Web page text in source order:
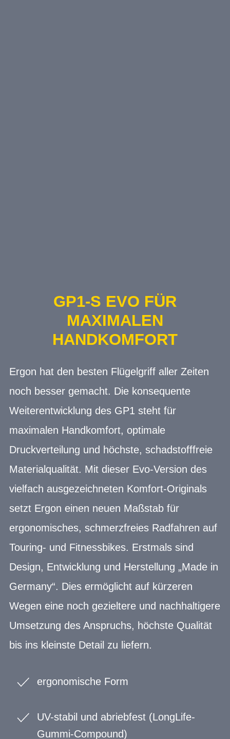
GP1-S EVO FÜR
MAXIMALEN
HANDKOMFORT
Ergon hat den besten Flügelgriff aller Zeiten
noch besser gemacht. Die konsequente
Weiterentwicklung des GP1 steht für
maximalen Handkomfort, optimale
Druckverteilung und höchste, schadstofffreie
Materialqualität. Mit dieser Evo-Version des
vielfach ausgezeichneten Komfort-Originals
setzt Ergon einen neuen Maßstab für
ergonomisches, schmerzfreies Radfahren auf
Touring- und Fitnessbikes. Erstmals sind
Design, Entwicklung und Herstellung „Made in
Germany“. Dies ermöglicht auf kürzeren
Wegen eine noch gezieltere und nachhaltigere
Umsetzung des Anspruchs, höchste Qualität
bis ins kleinste Detail zu liefern.
ergonomische Form
UV-stabil und abriebfest (LongLife-
Gummi-Compound)